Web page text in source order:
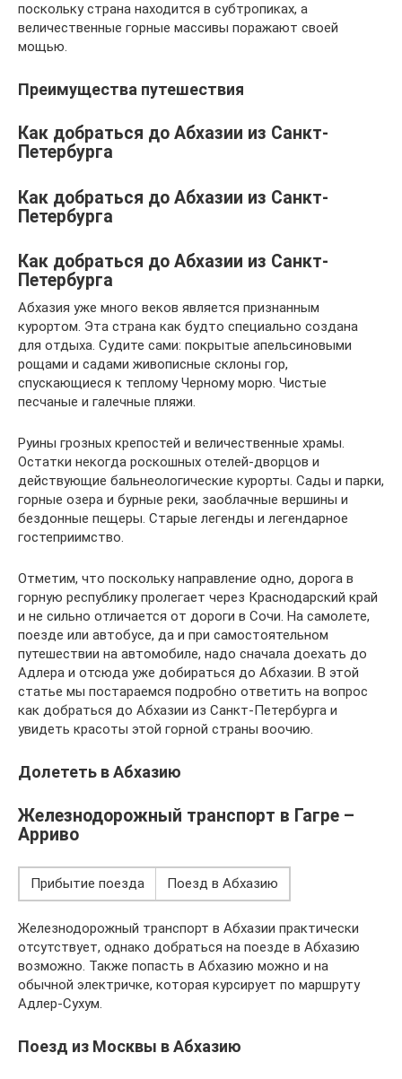
поскольку страна находится в субтропиках, а
величественные горные массивы поражают своей
мощью.
Преимущества путешествия
Как добраться до Абхазии из Санкт-
Петербурга
Как добраться до Абхазии из Санкт-
Петербурга
Как добраться до Абхазии из Санкт-
Петербурга
Абхазия уже много веков является признанным
курортом. Эта страна как будто специально создана
для отдыха. Судите сами: покрытые апельсиновыми
рощами и садами живописные склоны гор,
спускающиеся к теплому Черному морю. Чистые
песчаные и галечные пляжи.
Руины грозных крепостей и величественные храмы.
Остатки некогда роскошных отелей-дворцов и
действующие бальнеологические курорты. Сады и парки,
горные озера и бурные реки, заоблачные вершины и
бездонные пещеры. Старые легенды и легендарное
гостеприимство.
Отметим, что поскольку направление одно, дорога в
горную республику пролегает через Краснодарский край
и не сильно отличается от дороги в Сочи. На самолете,
поезде или автобусе, да и при самостоятельном
путешествии на автомобиле, надо сначала доехать до
Адлера и отсюда уже добираться до Абхазии. В этой
статье мы постараемся подробно ответить на вопрос
как добраться до Абхазии из Санкт-Петербурга и
увидеть красоты этой горной страны воочию.
Долететь в Абхазию
Железнодорожный транспорт в Гагре –
Арриво
Прибытие поезда Поезд в Абхазию
Железнодорожный транспорт в Абхазии практически
отсутствует, однако добраться на поезде в Абхазию
возможно. Также попасть в Абхазию можно и на
обычной электричке, которая курсирует по маршруту
Адлер-Сухум.
Поезд из Москвы в Абхазию